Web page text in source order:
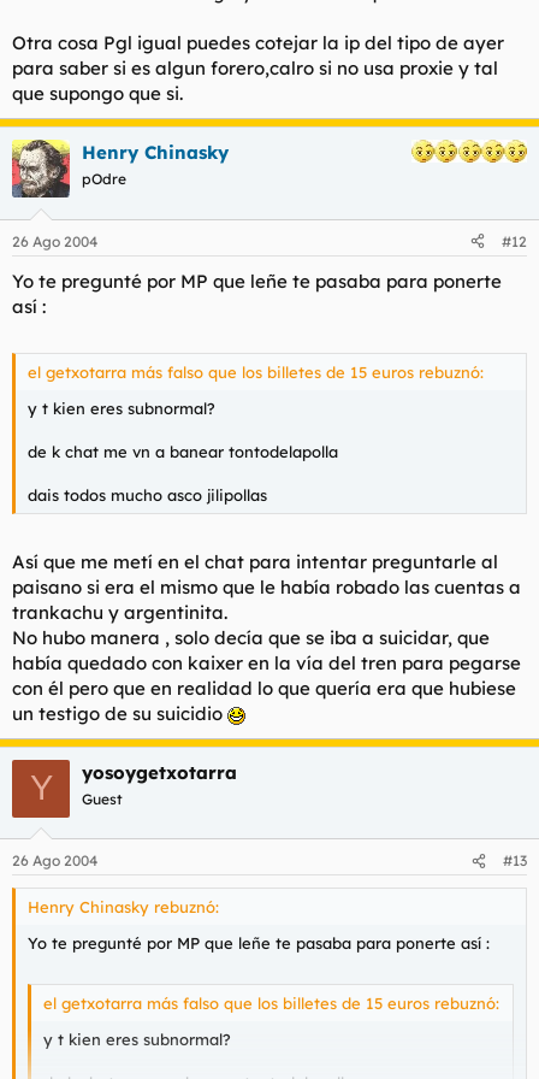
Otra cosa Pgl igual puedes cotejar la ip del tipo de ayer
para saber si es algun forero,calro si no usa proxie y tal
que supongo que si.
Henry Chinasky
pOdre
26 Ago 2004 #12
Yo te pregunté por MP que leñe te pasaba para ponerte
así :
el getxotarra más falso que los billetes de 15 euros rebuznó:
y t kien eres subnormal?
de k chat me vn a banear tontodelapolla
dais todos mucho asco jilipollas
Así que me metí en el chat para intentar preguntarle al
paisano si era el mismo que le había robado las cuentas a
trankachu y argentinita.
No hubo manera , solo decía que se iba a suicidar, que
había quedado con kaixer en la vía del tren para pegarse
con él pero que en realidad lo que quería era que hubiese
un testigo de su suicidio
Y yosoygetxotarra
Guest
26 Ago 2004 #13
Henry Chinasky rebuznó:
Yo te pregunté por MP que leñe te pasaba para ponerte así :
el getxotarra más falso que los billetes de 15 euros rebuznó:
y t kien eres subnormal?